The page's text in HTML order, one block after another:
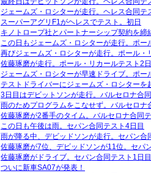
ジェームズ・ロシターが走行。ヘレス合同テ
スーパーアグリF1がヘレスでテスト。初日
キノトロープ社とパートナーシップ契約を締
この日もジェームズ・ロシターが走行。ポー
再びジェームズ・ロシターが走行。ポール・
佐藤琢磨が走行。ポール・リカールテスト2
ジェームズ・ロシターが早速ドライブ。ポー
テストドライバーにジェームズ・ロシターを
3日目はデビットソンが走行。バルセロナ合
雨のためプログラムをこなせず。バルセロナ
佐藤琢磨が2番手のタイム。バルセロナ合同
この日も午後は雨。セパン合同テスト4日目
雨が降る中、デビッドソンが走行。セパン合
佐藤琢磨が7位、デビッドソンが11位。セパ
佐藤琢磨がドライブ。セパン合同テスト1日目
ついに新車SA07が発表！